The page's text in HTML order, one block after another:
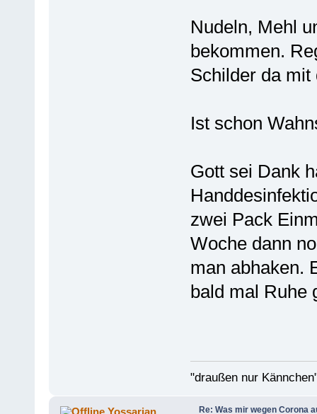
Nudeln, Mehl
bekommen.
Schilder da mit
Ist schon
Gott sei Dank
zwei Pack
Woche dann
man abhaken.
bald mal Ruhe
"draußen nur
Yossarian Re: Was mir wegen Corona